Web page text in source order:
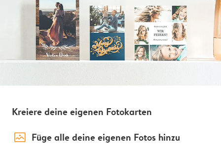
Kreiere deine eigenen Fotokarten
image_placeholder Füge alle deine eigenen Fotos hinzu